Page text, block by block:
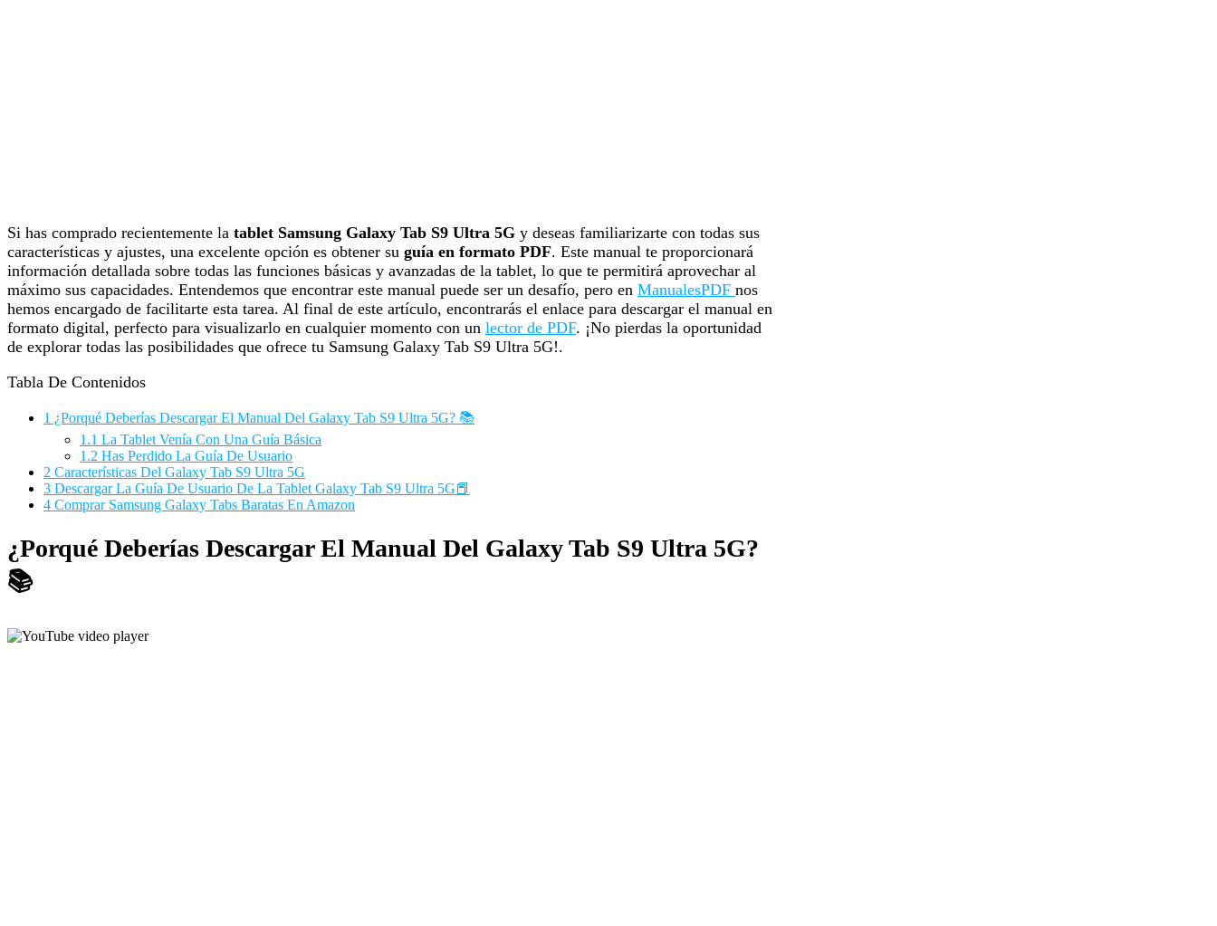
Si has comprado recientemente la tablet Samsung Galaxy Tab S9 Ultra 5G y deseas familiarizarte con todas sus
características y ajustes, una excelente opción es obtener su guía en formato PDF. Este manual te proporcionará
información detallada sobre todas las funciones básicas y avanzadas de la tablet, lo que te permitirá aprovechar al
máximo sus capacidades. Entendemos que encontrar este manual puede ser un desafío, pero en ManualesPDF nos
hemos encargado de facilitarte esta tarea. Al final de este artículo, encontrarás el enlace para descargar el manual en
formato digital, perfecto para visualizarlo en cualquier momento con un lector de PDF. ¡No pierdas la oportunidad
de explorar todas las posibilidades que ofrece tu Samsung Galaxy Tab S9 Ultra 5G!.
Tabla De Contenidos
1 ¿Porqué Deberías Descargar El Manual Del Galaxy Tab S9 Ultra 5G? 📚
1.1 La Tablet Venía Con Una Guía Básica
1.2 Has Perdido La Guía De Usuario
2 Características Del Galaxy Tab S9 Ultra 5G
3 Descargar La Guía De Usuario De La Tablet Galaxy Tab S9 Ultra 5G📕
4 Comprar Samsung Galaxy Tabs Baratas En Amazon
¿Porqué Deberías Descargar El Manual Del Galaxy Tab S9 Ultra 5G?
📚